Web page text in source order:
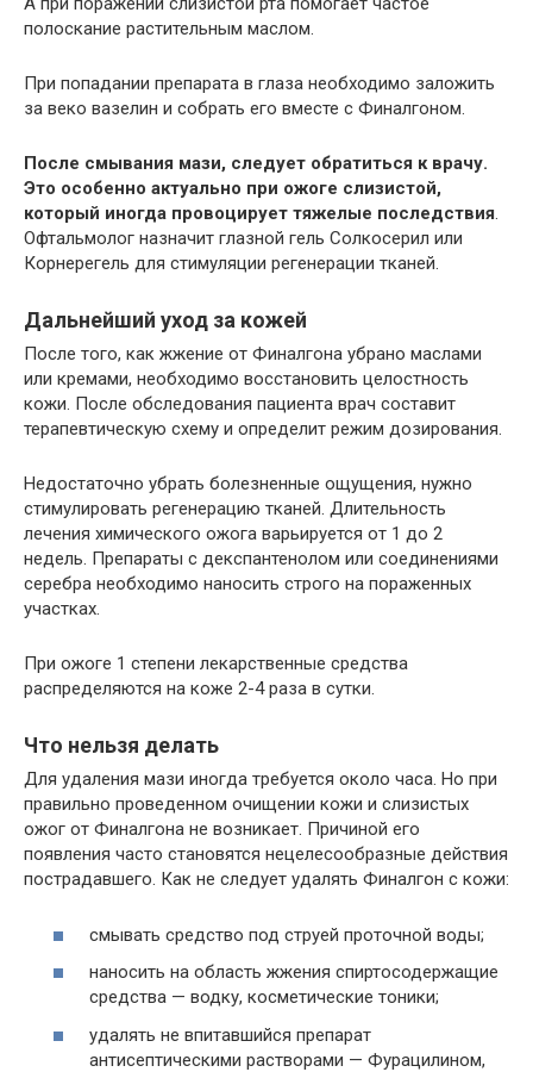
полоскание растительным маслом.
При попадании препарата в глаза необходимо заложить
за веко вазелин и собрать его вместе с Финалгоном.
После смывания мази, следует обратиться к врачу.
Это особенно актуально при ожоге слизистой,
который иногда провоцирует тяжелые последствия.
Офтальмолог назначит глазной гель Солкосерил или
Корнерегель для стимуляции регенерации тканей.
Дальнейший уход за кожей
После того, как жжение от Финалгона убрано маслами
или кремами, необходимо восстановить целостность
кожи. После обследования пациента врач составит
терапевтическую схему и определит режим дозирования.
Недостаточно убрать болезненные ощущения, нужно
стимулировать регенерацию тканей. Длительность
лечения химического ожога варьируется от 1 до 2
недель. Препараты с декспантенолом или соединениями
серебра необходимо наносить строго на пораженных
участках.
При ожоге 1 степени лекарственные средства
распределяются на коже 2-4 раза в сутки.
Что нельзя делать
Для удаления мази иногда требуется около часа. Но при
правильно проведенном очищении кожи и слизистых
ожог от Финалгона не возникает. Причиной его
появления часто становятся нецелесообразные действия
пострадавшего. Как не следует удалять Финалгон с кожи:
смывать средство под струей проточной воды;
наносить на область жжения спиртосодержащие
средства — водку, косметические тоники;
удалять не впитавшийся препарат
антисептическими растворами — Фурацилином,